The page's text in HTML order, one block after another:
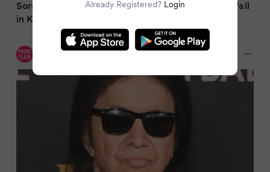
Sorge um Kiss-Legende: Gene Simmons nach Unfall
in Klinik
Promiflash
Already Registered? Login